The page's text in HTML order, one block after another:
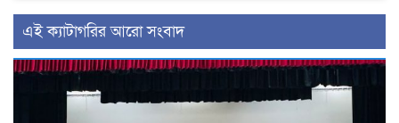
‍এই ক্যাটাগরির ‍আরো সংবাদ